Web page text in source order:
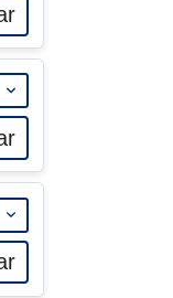
Expandir 15-
Expandir 14-